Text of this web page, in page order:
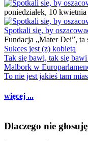
poniedziałek, 10
Spotkali się, by
Fundacja „Mater Dei”,
Sukces jest (z) kobietą
Tak się bawi, tak się
Malbork w
To nie jest jakieś tam
więcej ...
Dlaczego nie